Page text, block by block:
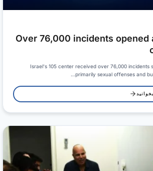
Over 76,000 incidents opened
Israel's 105 center received over 76,000 incidents
primarily sexual offenses and